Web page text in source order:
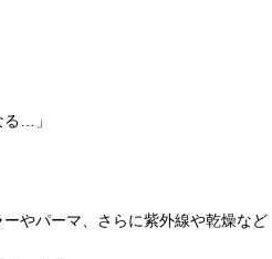
る…」
やパーマ、さらに紫外線や乾燥など